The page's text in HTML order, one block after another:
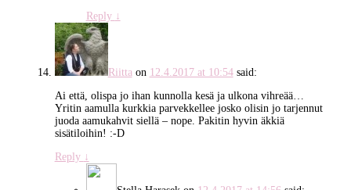
Reply ↓
Riittaon 12.4.2017 at 10:54 said:
Ai että, olispa jo ihan kunnolla kesä ja ulkona vihreää…
Yritin aamulla kurkkia parvekkellee josko olisin jo tarjennut
juoda aamukahvit siellä – nope. Pakitin hyvin äkkiä
sisätiloihin! :-D
Reply ↓